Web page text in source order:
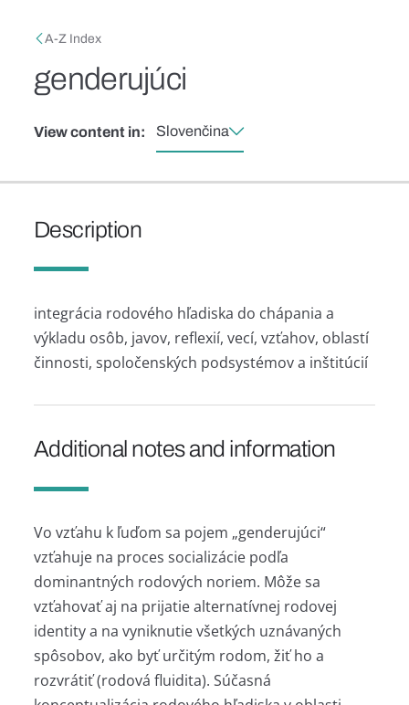
Breadcrumb
A-Z Index
genderujúci
View content in: Slovenčina
Description
integrácia rodového hľadiska do chápania a
výkladu osôb, javov, reflexií, vecí, vzťahov, oblastí
činnosti, spoločenských podsystémov a inštitúcií
Additional notes and information
Vo vzťahu k ľuďom sa pojem „genderujúci“
vzťahuje na proces socializácie podľa
dominantných rodových noriem. Môže sa
vzťahovať aj na prijatie alternatívnej rodovej
identity a na vyniknutie všetkých uznávaných
spôsobov, ako byť určitým rodom, žiť ho a
rozvrátiť (rodová fluidita). Súčasná